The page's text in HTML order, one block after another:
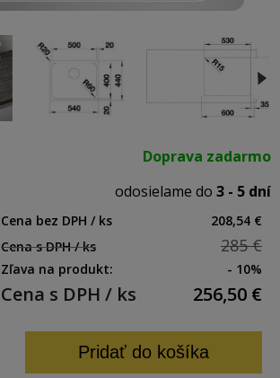
Doprava zadarmo
odosielame do 3 - 5 dní
Cena bez DPH / ks
208,54 €
Cena s DPH / ks
285 €
Zľava na produkt: - 10%
Cena s DPH / ks 256,50 €
Pridať do košíka